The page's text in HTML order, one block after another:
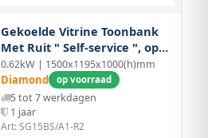
Gekoelde Vitrine Toonbank
Met Ruit " Self-service ", op
Sokkels
0.62kW | 1500x1195x1000(h)mm
Diamond op voorraad
5 tot 7 werkdagen
1 jaar
Art: SG15BS/A1-R2